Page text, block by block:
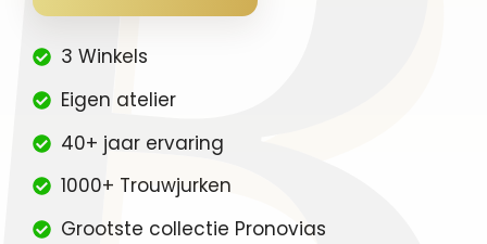
3 Winkels
Eigen atelier
40+ jaar ervaring
1000+ Trouwjurken
Grootste collectie Pronovias